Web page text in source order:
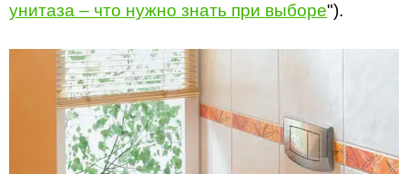
унитаза – что нужно знать при выборе").